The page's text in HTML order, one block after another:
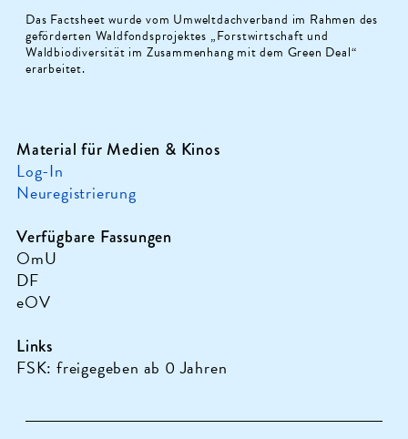
Das Factsheet wurde vom Umweltdachverband im Rahmen des
geförderten Waldfondsprojektes „Forstwirtschaft und
Waldbiodiversität im Zusammenhang mit dem Green Deal“
erarbeitet.
Material für Medien & Kinos
Log-In
Neuregistrierung
Verfügbare Fassungen
OmU
DF
eOV
Links
FSK: freigegeben ab 0 Jahren